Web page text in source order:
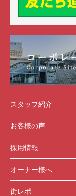
スタッフ紹介
お客様の声
採用情報
オーナー様へ
街レポ